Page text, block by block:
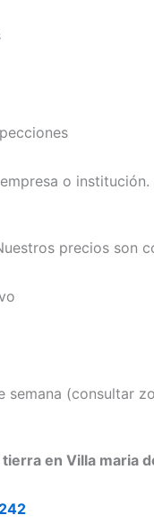
o institución.
precios son
semana (consultar
en Villa maria